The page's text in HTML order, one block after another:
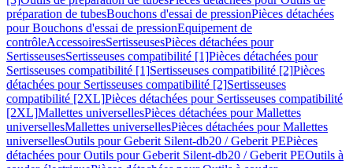
préparation de tubesBouchons d'essai de pressionPièces détachées
pour Bouchons d'essai de pressionEquipement de
contrôleAccessoiresSertisseusesPièces détachées pour
SertisseusesSertisseuses compatibilité [1]Pièces détachées pour
Sertisseuses compatibilité [1]Sertisseuses compatibilité [2]Pièces
détachées pour Sertisseuses compatibilité [2]Sertisseuses
compatibilité [2XL]Pièces détachées pour Sertisseuses compatibilité
[2XL]Mallettes universellesPièces détachées pour Mallettes
universellesMallettes universellesPièces détachées pour Mallettes
universellesOutils pour Geberit Silent-db20 / Geberit PEPièces
détachées pour Outils pour Geberit Silent-db20 / Geberit PEOutils à